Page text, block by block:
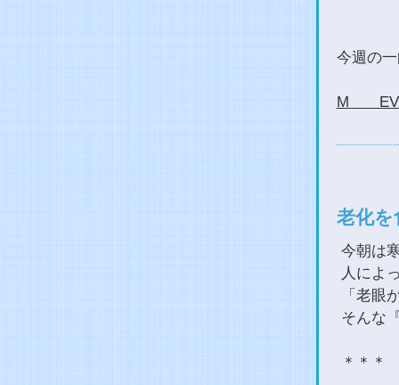
今週の
M
老化を
今朝は
人によ
「老眼
そんな
＊＊＊